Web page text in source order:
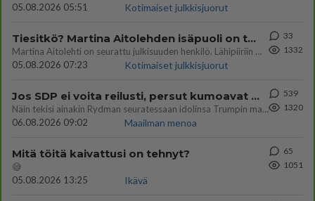
05.08.2026 05:51
Kotimaiset julkkisjuorut
Tiesitkö? Martina Aitolehden isäpuoli on tämä suosittu laulaja
Martina Aitolehti on seurattu julkisuuden henkilö. Lähipiiriin mahtuu muitakin tunnettuja henkilöitä. Tiesitkö, että Ma
05.08.2026 07:23
Kotimaiset julkkisjuorut
33
1332
Jos SDP ei voita reilusti, persut kumoavat demokratian Suomesta
Näin tekisi ainakin Rydman seuratessaan idolinsa Trumpin mallia https://www.is.fi/politiikka/art-2000012187244.html
06.08.2026 09:02
Maailman menoa
539
1320
Mitä töitä kaivattusi on tehnyt?
😅
05.08.2026 13:25
Ikävä
65
1051